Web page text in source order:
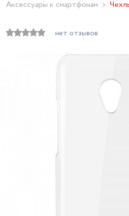
Аксессуары к смартфонам
нет отзывов